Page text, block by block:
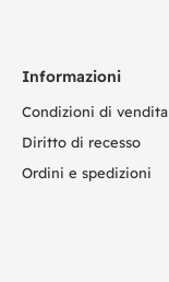
Informazioni
Condizioni di vendita
Diritto di recesso
Ordini e spedizioni